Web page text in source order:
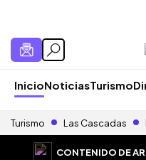
InicioNoticiasTurismo
Turismo Las Cascadas
CONTENIDO DE